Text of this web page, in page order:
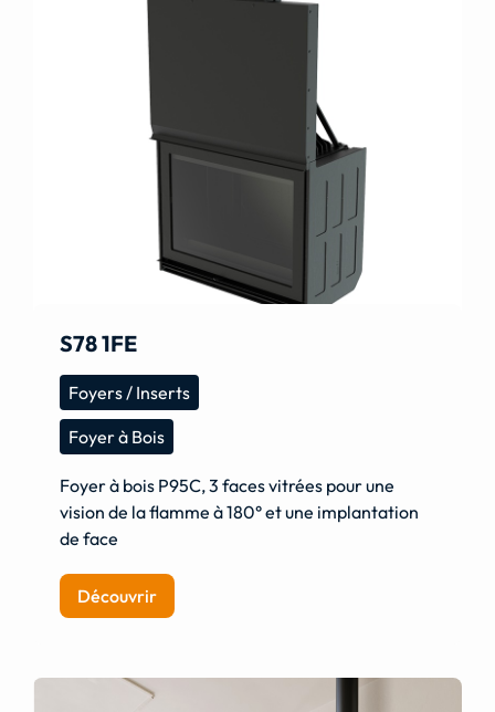
S78 1FE
Foyers / Inserts
Foyer à Bois
Foyer à bois P95C, 3 faces vitrées pour une
vision de la flamme à 180° et une implantation
de face
Découvrir